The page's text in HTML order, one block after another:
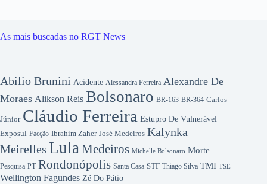
As mais buscadas no RGT News
Abilio Brunini Acidente Alessandra Ferreira Alexandre De
Moraes Alikson Reis Bolsonaro BR-163 BR-364 Carlos
Júnior Cláudio Ferreira Estupro De Vulnerável
Exposul Facção Ibrahim Zaher José Medeiros Kalynka
Meirelles Lula Medeiros Michelle Bolsonaro Morte
Pesquisa PT Rondonópolis Santa Casa STF Thiago Silva TMI TSE
Wellington Fagundes Zé Do Pátio